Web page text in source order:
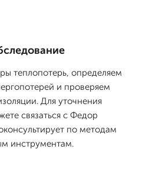
теплопотерь, определяем
и проверяем
Для уточнения
связаться с Федор
по методам
инструментам.